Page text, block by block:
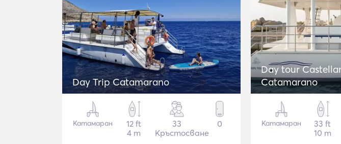
Day Trip Catamarano
Катамаран
12 ft
4 m
33
Кръстосване
0
Day tour
Catamarano
Катамаран
33 ft
10 m